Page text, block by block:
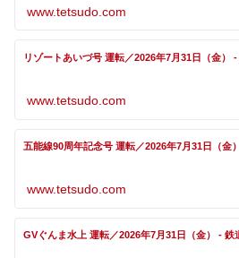
www.tetsudo.com
リゾートあいづ号 運転／2026年7月31日（金）
www.tetsudo.com
五能線90周年記念号 運転／2026年7月31日（金
www.tetsudo.com
GVぐんま水上 運転／2026年7月31日（金） - 鉄